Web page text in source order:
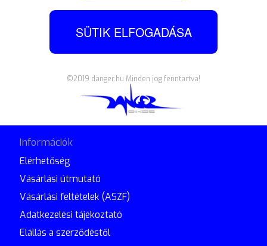
TMR slip-on kipufogódob +
karbon alsó idom, R1 15-
Nettó:
342 835Ft+Áfa
92 565Ft
©2019 danger.hu Minden jog fenntartva!
Információk
Elérhetőség
Vásárlási útmutató
Vásárlási feltételek (ASZF)
Adatkezelési tájékoztató
Elállás a szerződéstől
SÜTIK ELFOGADÁSA